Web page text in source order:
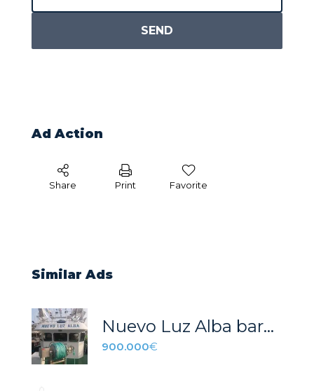
SEND
Ad Action
Share Print Favorite
Similar Ads
Nuevo Luz Alba barco de cerco
900.000€